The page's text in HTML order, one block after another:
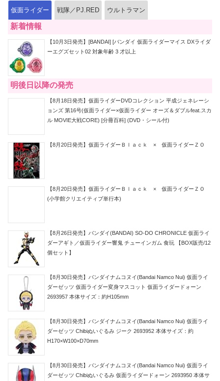
仮面ライダー 戦隊／PJ.RED ウルトラマン
新着情報
【10月3日発売】[BANDAI] [バンダイ 仮面ライダーマイス DXライダ
ーエグズセット02 対象年齢 3 才以上
明後日以降の発売
【8月18日発売】仮面ライダーDVDコレクション 平成ジェネレーシ
ョンズ 第16号(仮面ライダー×仮面ライダー オーズ＆ダブルfeat.スカ
ル MOVIE大戦CORE) [分冊百科] (DVD・シール付)
【8月20日発売】仮面ライダーＢｌａｃｋ × 仮面ライダーＺＯ
【8月20日発売】仮面ライダーＢｌａｃｋ × 仮面ライダーＺＯ
(小学館クリエイティブ単行本)
【8月26日発売】バンダイ(BANDAI) SO-DO CHRONICLE 仮面ライ
ダーアギト／仮面ライダー響鬼 チューインガム 食玩 【BOX販売/12
個セット】
【8月30日発売】バンダイナムコヌイ(Bandai Namco Nui) 仮面ライ
ダーゼッツ 仮面ライダー変身マスコット 仮面ライダードォーン
2693957 本体サイズ：約H105mm
【8月30日発売】バンダイナムコヌイ(Bandai Namco Nui) 仮面ライ
ダーゼッツ Chibiぬいぐるみ ジーク 2693952 本体サイズ：約
H170×W100×D70mm
【8月30日発売】バンダイナムコヌイ(Bandai Namco Nui) 仮面ライ
ダーゼッツ Chibiぬいぐるみ 仮面ライダードォーン 2693950 本体サ